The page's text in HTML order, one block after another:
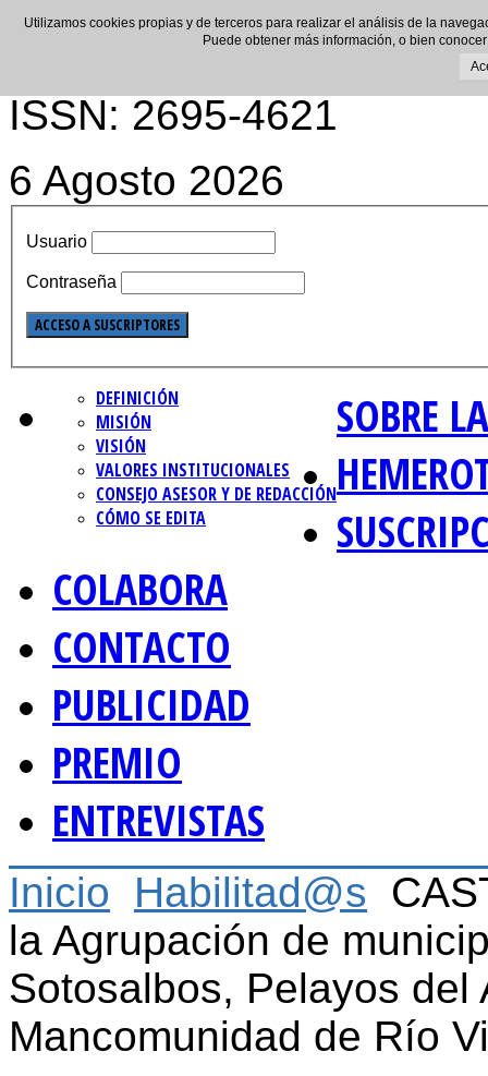
ISSN: 2695-4621
6 Agosto 2026
Usuario
Contraseña
SOBRE
DEFINICIÓN
MISIÓN
VISIÓN
VALORES INSTITUCIONALES
CONSEJO ASESOR Y DE REDACCIÓN
CÓMO SE EDITA
COLABORA
CONTACTO
PUBLICIDAD
PREMIO
ENTREVISTAS
Inicio Habilitad@s
la Agrupación de
Sotosalbos, Pelayos del
Mancomunidad de Río
Utilizamos cookies propias y de terceros para realizar el análisis de la
Puede obtener más información, o bien